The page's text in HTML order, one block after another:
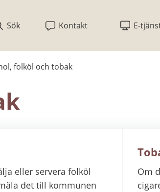
Sök
Kontakt E-
folköl och tobak
eller servera folköl
det till kommunen
Om